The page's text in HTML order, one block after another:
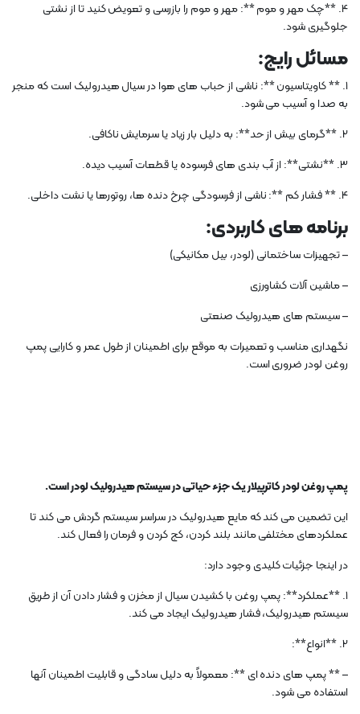
4. **چک مهر و موم **: مهر و موم را بازرسی و تعویض کنید تا از نشتی
جلوگیری شود.
مسائل رایج:
1. ** کاویتاسیون **: ناشی از حباب های هوا در سیال هیدرولیک است که منجر
به صدا و آسیب می شود.
2. **گرمای بیش از حد**: به دلیل بار زیاد یا سرمایش ناکافی.
3. **نشتی**: از آب بندی های فرسوده یا قطعات آسیب دیده.
4. ** فشار کم **: ناشی از فرسودگی چرخ دنده ها، روتورها یا نشت داخلی.
برنامه های کاربردی:
– تجهیزات ساختمانی (لودر، بیل مکانیکی)
– ماشین آلات کشاورزی
– سیستم های هیدرولیک صنعتی
نگهداری مناسب و تعمیرات به موقع برای اطمینان از طول عمر و کارایی پمپ
روغن لودر ضروری است.
پمپ روغن لودر کاترپیلار یک جزء حیاتی در سیستم هیدرولیک لودر است.
این تضمین می کند که مایع هیدرولیک در سراسر سیستم گردش می کند تا
عملکردهای مختلفی مانند بلند کردن، کج کردن و فرمان را فعال کند.
در اینجا جزئیات کلیدی وجود دارد:
1. **عملکرد**: پمپ روغن با کشیدن سیال از مخزن و فشار دادن آن از طریق
سیستم هیدرولیک، فشار هیدرولیک ایجاد می کند.
2. **انواع**:
– ** پمپ های دنده ای **: معمولاً به دلیل سادگی و قابلیت اطمینان آنها
استفاده می شود.